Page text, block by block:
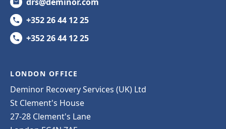
+352 26 44 12 25
+352 26 44 12 25
LONDON OFFICE
Deminor Recovery Services (UK) Ltd
St Clement's House
27-28 Clement's Lane